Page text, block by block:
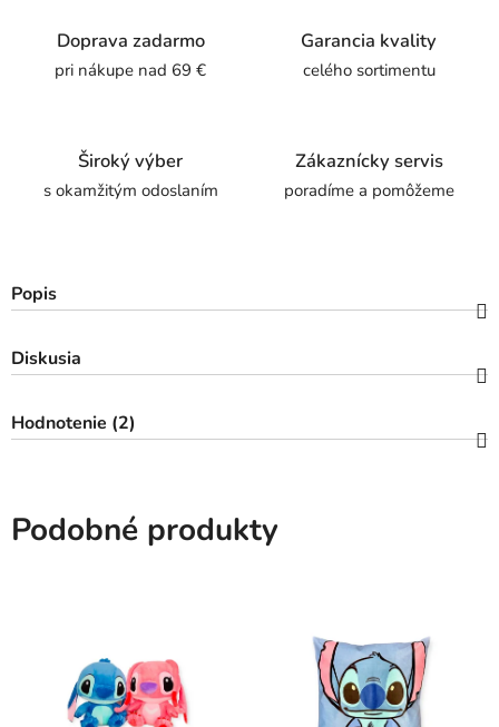
Doprava zadarmo
pri nákupe nad 69 €
Garancia kvality
celého sortimentu
Široký výber
s okamžitým odoslaním
Zákaznícky servis
poradíme a pomôžeme
Popis
Diskusia
Hodnotenie (2)
Podobné produkty